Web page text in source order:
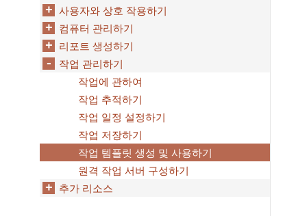
사용자와 상호 작용하기
컴퓨터 관리하기
리포트 생성하기
작업 관리하기
작업에 관하여
작업 추적하기
작업 일정 설정하기
작업 저장하기
작업 템플릿 생성 및 사용하기
원격 작업 서버 구성하기
추가 리소스